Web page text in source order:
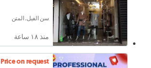
سن الفيل, المتن
منذ ١٨ ساعة
Price on request